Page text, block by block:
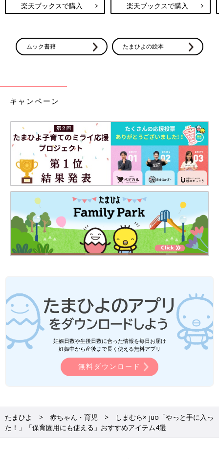
楽天ブックスで購入 楽天ブックスで購入
ムック書籍 たまひよの絵本
キャンペーン
妊娠日数や生後日数に合った情報を毎日お届け
妊娠中から産後まで長く使える無料アプリ
無料ダウンロード
たまひよ 赤ちゃん・育児
しまむら× juo「やっと手に入っ
た！」「保育園用にも使える」おすすめアイテム4選